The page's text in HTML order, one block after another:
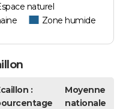
naturel
Zone humide
:
Moyenne
nationale